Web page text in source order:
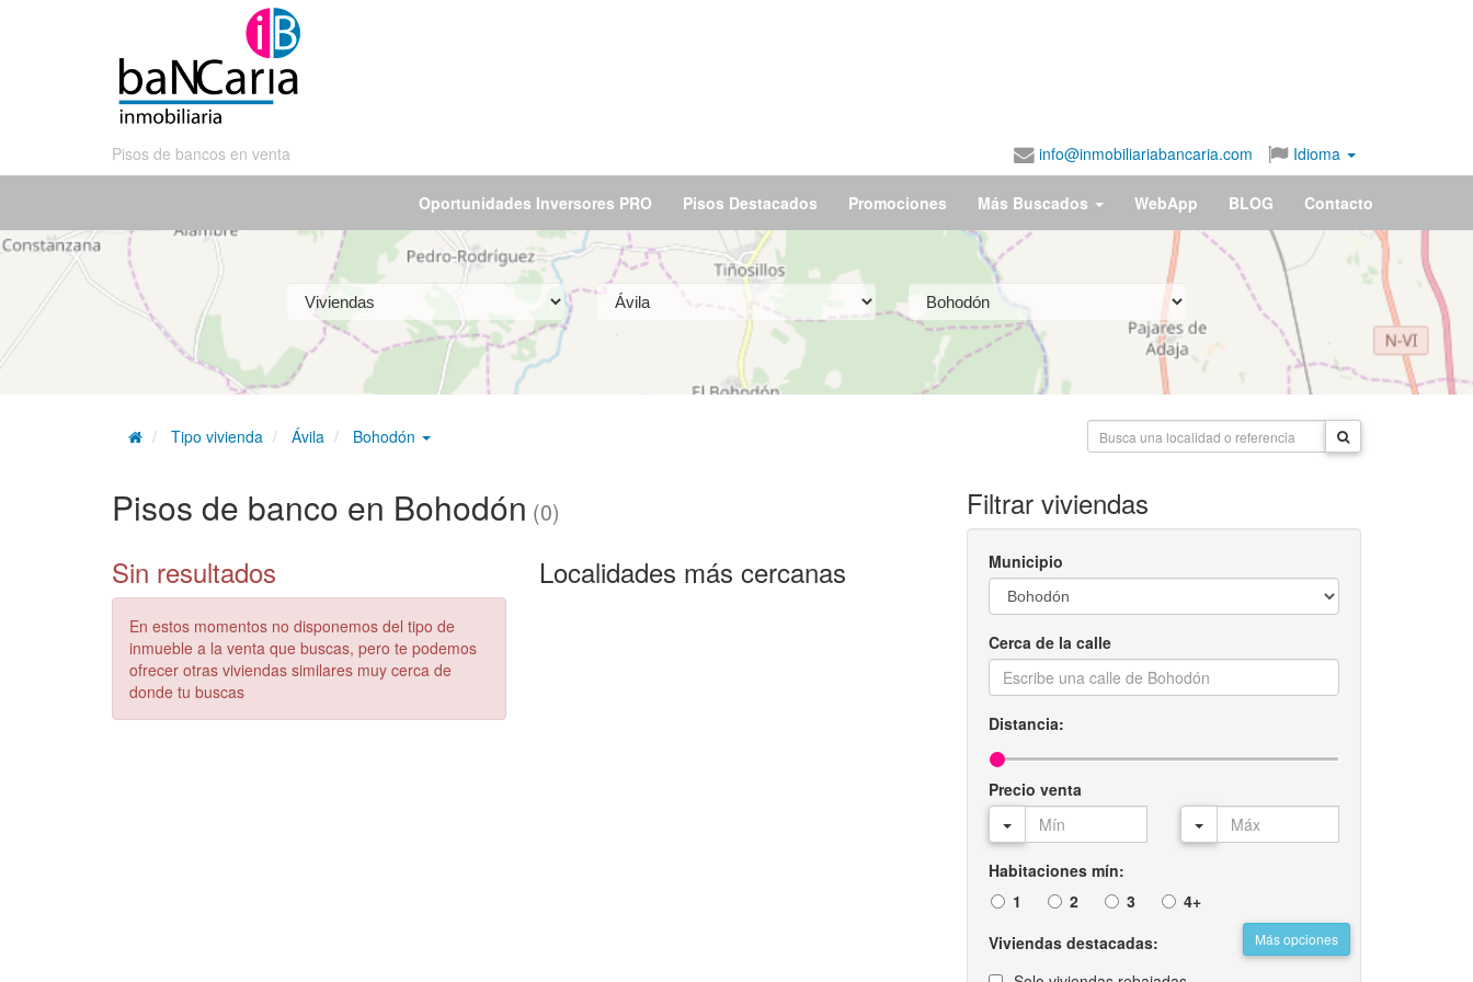
Pisos de bancos en venta info@inmobiliariabancaria.com Idioma
Oportunidades Inversores PRO Pisos Destacados Promociones Más Buscados WebApp BLOG Contacto
Tipo vivienda Ávila Bohodón
Pisos de banco en Bohodón (0)
Sin resultados
En estos momentos no disponemos del tipo de
inmueble a la venta que buscas, pero te podemos
ofrecer otras viviendas similares muy cerca de
donde tu buscas
Localidades más cercanas
Filtrar viviendas
Municipio
Cerca de la calle
Distancia:
Precio venta
Habitaciones mín:
1
2 3 4+
Más opciones
Viviendas destacadas: